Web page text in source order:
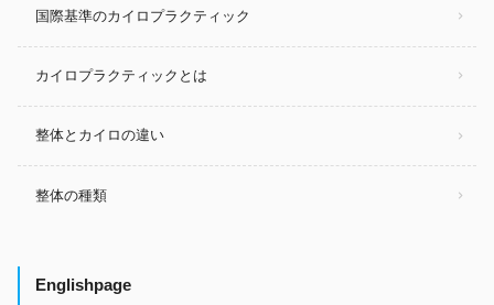
国際基準のカイロプラクティック
カイロプラクティックとは
整体とカイロの違い
整体の種類
Englishpage